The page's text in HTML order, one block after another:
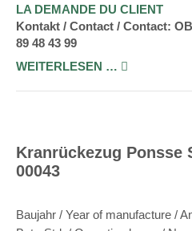
LA DEMANDE DU CLIENT
Kontakt / Contact / Contact:
89 48 43 99
WEITERLESEN …
Kranrückezug Ponsse
00043
Baujahr / Year of manufacture /